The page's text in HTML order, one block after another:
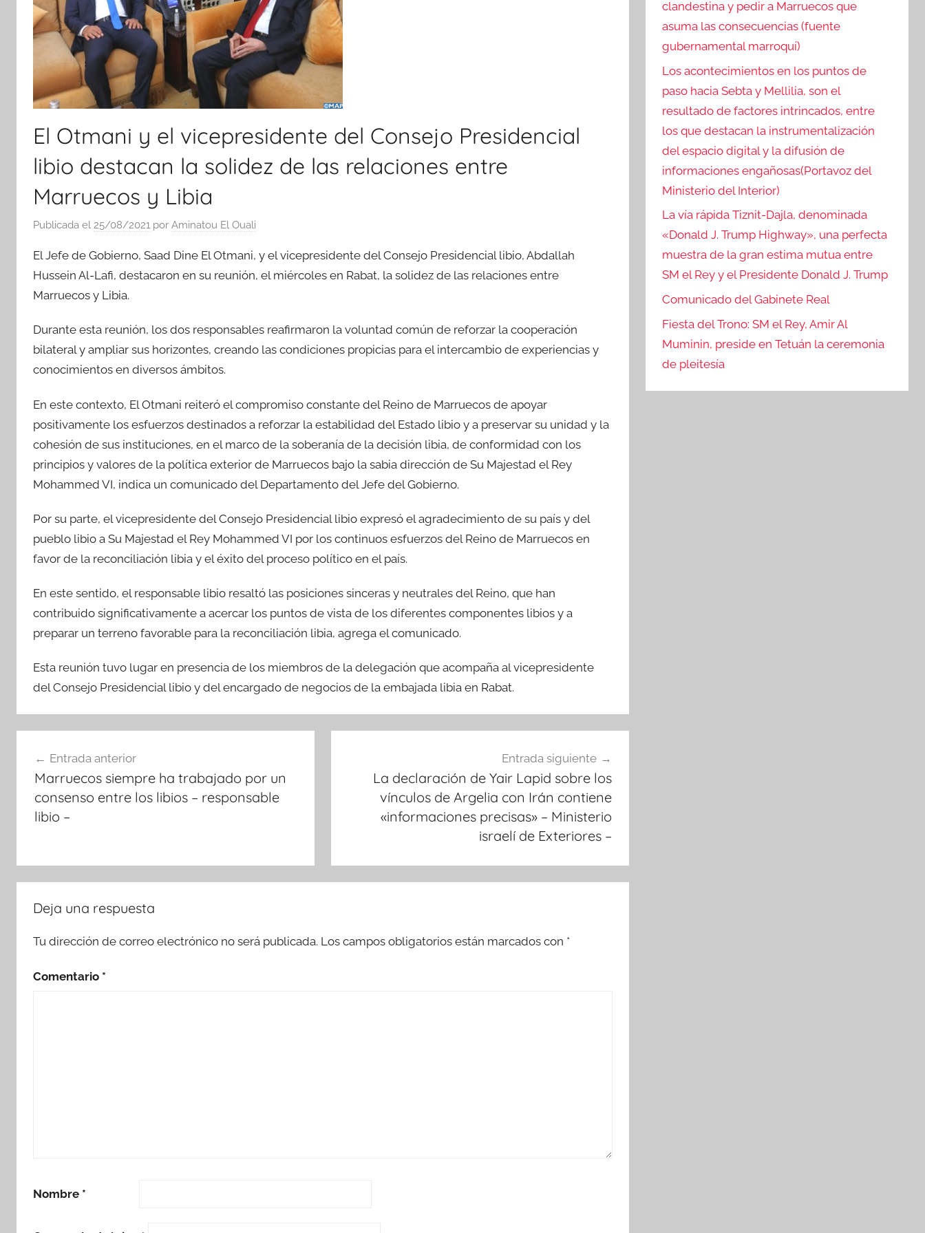
El Otmani y el vicepresidente del Consejo Presidencial
libio destacan la solidez de las relaciones entre
Marruecos y Libia
Publicada el 25/08/2021 por Aminatou El Ouali
El Jefe de Gobierno, Saad Dine El Otmani, y el vicepresidente del Consejo Presidencial libio, Abdallah
Hussein Al-Lafi, destacaron en su reunión, el miércoles en Rabat, la solidez de las relaciones entre
Marruecos y Libia.
Durante esta reunión, los dos responsables reafirmaron la voluntad común de reforzar la cooperación
bilateral y ampliar sus horizontes, creando las condiciones propicias para el intercambio de experiencias y
conocimientos en diversos ámbitos.
En este contexto, El Otmani reiteró el compromiso constante del Reino de Marruecos de apoyar
positivamente los esfuerzos destinados a reforzar la estabilidad del Estado libio y a preservar su unidad y la
cohesión de sus instituciones, en el marco de la soberanía de la decisión libia, de conformidad con los
principios y valores de la política exterior de Marruecos bajo la sabia dirección de Su Majestad el Rey
Mohammed VI, indica un comunicado del Departamento del Jefe del Gobierno.
Por su parte, el vicepresidente del Consejo Presidencial libio expresó el agradecimiento de su país y del
pueblo libio a Su Majestad el Rey Mohammed VI por los continuos esfuerzos del Reino de Marruecos en
favor de la reconciliación libia y el éxito del proceso político en el país.
En este sentido, el responsable libio resaltó las posiciones sinceras y neutrales del Reino, que han
contribuido significativamente a acercar los puntos de vista de los diferentes componentes libios y a
preparar un terreno favorable para la reconciliación libia, agrega el comunicado.
Esta reunión tuvo lugar en presencia de los miembros de la delegación que acompaña al vicepresidente
del Consejo Presidencial libio y del encargado de negocios de la embajada libia en Rabat.
de
entradas
Entrada anterior
Marruecos siempre ha trabajado por un
consenso entre los libios – responsable
libio –
Entrada siguiente
La declaración de Yair Lapid sobre los
vínculos de Argelia con Irán contiene
«informaciones precisas» – Ministerio
israelí de Exteriores –
Deja una respuesta
Tu dirección de correo electrónico no será publicada. Los campos obligatorios están marcados con *
Comentario *
Nombre *
clandestina y pedir a Marruecos que
asuma las consecuencias (fuente
gubernamental marroquí)
Los acontecimientos en los puntos de
paso hacia Sebta y Mellilia, son el
resultado de factores intrincados, entre
los que destacan la instrumentalización
del espacio digital y la difusión de
informaciones engañosas(Portavoz del
Ministerio del Interior)
La vía rápida Tiznit-Dajla, denominada
«Donald J. Trump Highway», una perfecta
muestra de la gran estima mutua entre
SM el Rey y el Presidente Donald J. Trump
Comunicado del Gabinete Real
Fiesta del Trono: SM el Rey, Amir Al
Muminin, preside en Tetuán la ceremonia
de pleitesía